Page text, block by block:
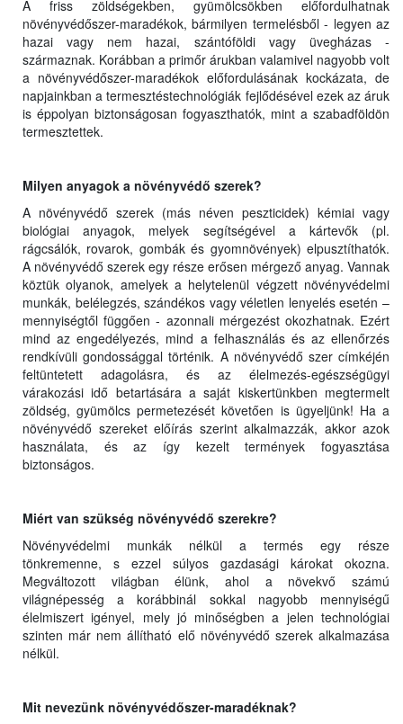
A friss zöldségekben, gyümölcsökben előfordulhatnak
növényvédőszer-maradékok, bármilyen termelésből - legyen az
hazai vagy nem hazai, szántóföldi vagy üvegházas -
származnak. Korábban a primőr árukban valamivel nagyobb volt
a növényvédőszer-maradékok előfordulásának kockázata, de
napjainkban a termesztéstechnológiák fejlődésével ezek az áruk
is éppolyan biztonságosan fogyaszthatók, mint a szabadföldön
termesztettek.
Milyen anyagok a növényvédő szerek?
A növényvédő szerek (más néven peszticidek) kémiai vagy
biológiai anyagok, melyek segítségével a kártevők (pl.
rágcsálók, rovarok, gombák és gyomnövények) elpusztíthatók.
A növényvédő szerek egy része erősen mérgező anyag. Vannak
köztük olyanok, amelyek a helytelenül végzett növényvédelmi
munkák, belélegzés, szándékos vagy véletlen lenyelés esetén –
mennyiségtől függően - azonnali mérgezést okozhatnak. Ezért
mind az engedélyezés, mind a felhasználás és az ellenőrzés
rendkívüli gondossággal történik. A növényvédő szer címkéjén
feltüntetett adagolásra, és az élelmezés-egészségügyi
várakozási idő betartására a saját kiskertünkben megtermelt
zöldség, gyümölcs permetezését követően is ügyeljünk! Ha a
növényvédő szereket előírás szerint alkalmazzák, akkor azok
használata, és az így kezelt termények fogyasztása
biztonságos.
Miért van szükség növényvédő szerekre?
Növényvédelmi munkák nélkül a termés egy része
tönkremenne, s ezzel súlyos gazdasági károkat okozna.
Megváltozott világban élünk, ahol a növekvő számú
világnépesség a korábbinál sokkal nagyobb mennyiségű
élelmiszert igényel, mely jó minőségben a jelen technológiai
szinten már nem állítható elő növényvédő szerek alkalmazása
nélkül.
Mit nevezünk növényvédőszer-maradéknak?